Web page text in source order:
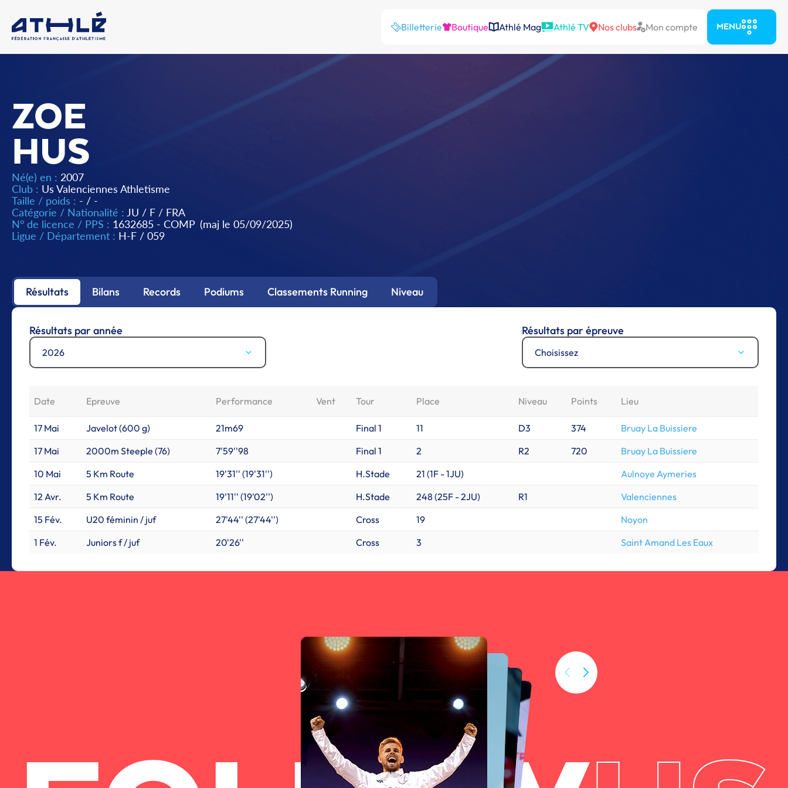
Billetterie Boutique Athlé Mag Athlé TV Nos clubs Mon compte MENU
ZOE
HUS
Né(e) en : 2007
Club : Us Valenciennes Athletisme
Taille / poids : - / -
Catégorie / Nationalité : JU / F / FRA
N° de licence / PPS : 1632685 - COMP (maj le 05/09/2025)
Ligue / Département : H-F / 059
Résultats Bilans Records Podiums Classements Running Niveau
Résultats par année
2026
Résultats par épreuve
Choisissez
Date Epreuve Performance Vent Tour Place Niveau Points Lieu
17 Mai Javelot (600 g) 21m69 Final 1 11 D3 374
Bruay La Buissiere
17 Mai
2000m Steeple (76) 7'59''98 Final 1 2 R2 720
Bruay La Buissiere
10 Mai
5 Km Route 19'31'' (19'31'') H.Stade 21 (1F -1JU)
Aulnoye Aymeries
12 Avr.
5 Km Route 19'11'' (19'02'') H.Stade 248 (25F -2JU) R1
Valenciennes
15 Fév.
U20 féminin / juf 27'44'' (27'44'') Cross 19
Noyon
1 Fév.
Juniors f / juf 20'26'' Cross 3 Saint Amand Les Eaux